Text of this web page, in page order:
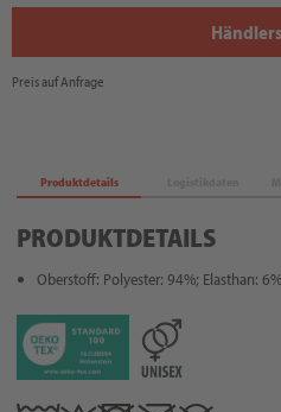
Preis auf Anfrage
Produktdetails
PRODUKTDETAILS
Oberstoff: Polyester: 94%; Elasthan: 6%